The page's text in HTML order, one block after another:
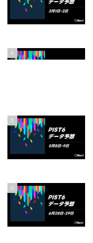
4
5
6